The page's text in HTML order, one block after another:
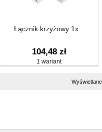
Łącznik krzyżowy 1x...
104,48 zł
1 wariant